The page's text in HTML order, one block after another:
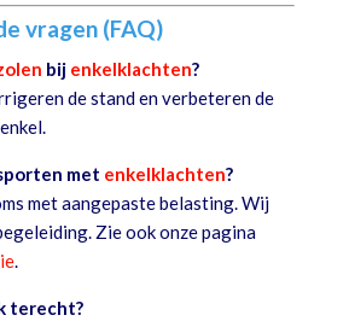
vragen (FAQ)
bij enkelklachten?
de stand en verbeteren de
met enkelklachten?
met aangepaste belasting. Wij
Zie ook onze pagina
.
terecht?